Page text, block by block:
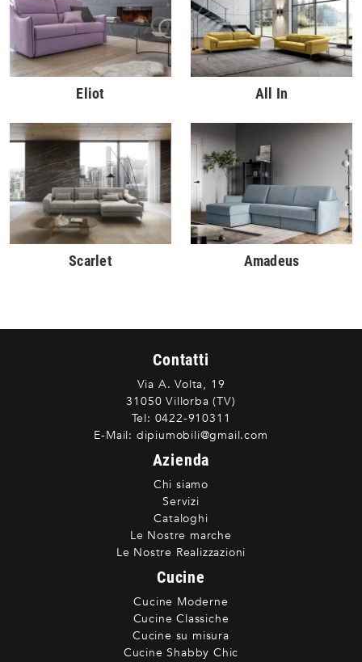
Eliot All In
Scarlet Amadeus
Contatti
Via A. Volta, 19
31050 Villorba (TV)
Tel: 0422-910311
E-Mail: dipiumobili@gmail.com
Azienda
Chi siamo
Servizi
Cataloghi
Le Nostre marche
Le Nostre Realizzazioni
Cucine
Cucine Moderne
Cucine Classiche
Cucine su misura
Cucine Shabby Chic